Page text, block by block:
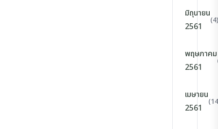
มิถุนายน
2561
(4)
พฤษภาคม
2561
เมษายน
2561